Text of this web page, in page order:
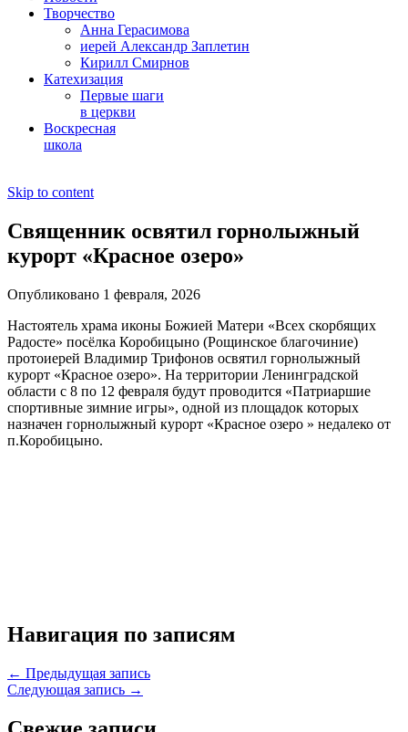
Творчество
Анна Герасимова
иерей Александр Заплетин
Кирилл Смирнов
Катехизация
Первые шаги
в церкви
Воскресная
школа
Skip to content
Священник освятил горнолыжный
курорт «Красное озеро»
Опубликовано 1 февраля, 2026
Настоятель храма иконы Божией Матери «Всех скорбящих
Радосте» посёлка Коробицыно (Рощинское благочиние)
протоиерей Владимир Трифонов освятил горнолыжный
курорт «Красное озеро». На территории Ленинградской
области с 8 по 12 февраля будут проводится «Патриаршие
спортивные зимние игры», одной из площадок которых
назначен горнолыжный курорт «Красное озеро » недалеко от
п.Коробицыно.
Навигация по записям
← Предыдущая запись
Следующая запись →